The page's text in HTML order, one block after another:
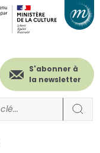
S'abonner à
la newsletter